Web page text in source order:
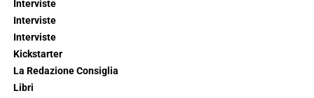
Interviste
Interviste
Interviste
Kickstarter
La Redazione Consiglia
Libri